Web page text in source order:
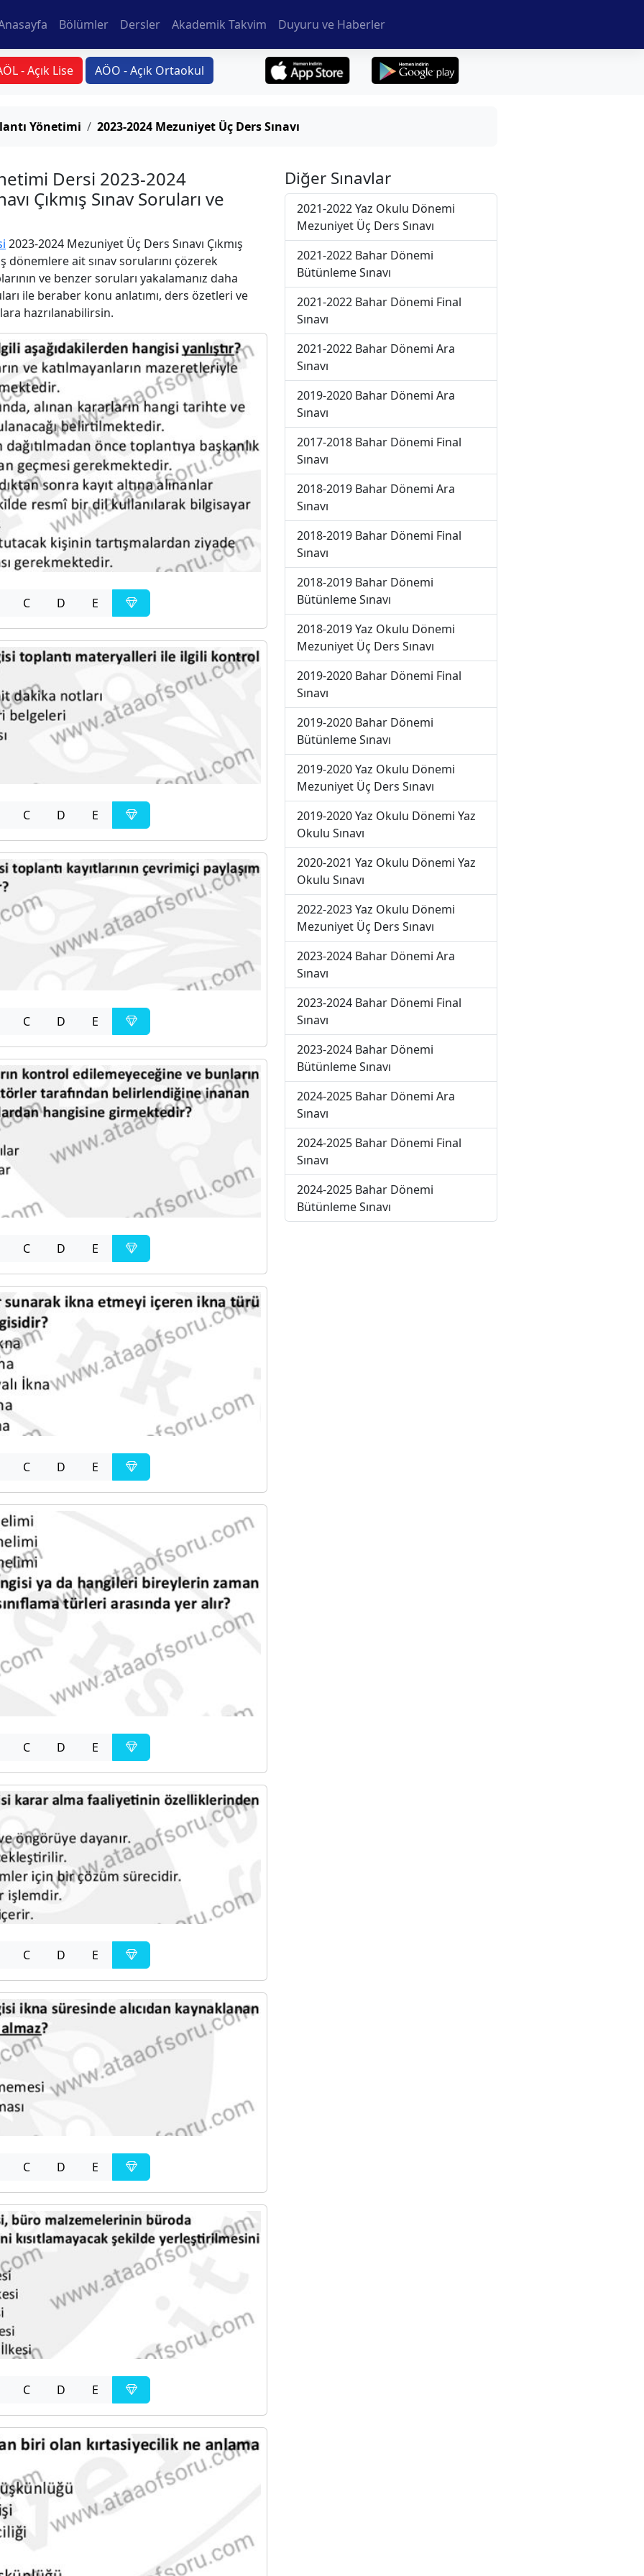
Bölümler Dersler Akademik Takvim Duyuru ve Haberler
- Açık Lise AÖO - Açık Ortaokul
Yönetimi 2023-2024 Mezuniyet Üç Ders Sınavı
Dersi 2023-2024
Çıkmış Sınav Soruları ve
2023-2024 Mezuniyet Üç Ders Sınavı Çıkmış
dönemlere ait sınav sorularını çözerek
ve benzer soruları yakalamanız daha
ile beraber konu anlatımı, ders özetleri ve
hazrılanabilirsin.
C D E
C D E
C D E
C D E
C D E
C D E
C D E
C D E
C D E
Diğer Sınavlar
2021-2022 Yaz Okulu Dönemi
Mezuniyet Üç Ders Sınavı
2021-2022 Bahar Dönemi
Bütünleme Sınavı
2021-2022 Bahar Dönemi Final
Sınavı
2021-2022 Bahar Dönemi Ara
Sınavı
2019-2020 Bahar Dönemi Ara
Sınavı
2017-2018 Bahar Dönemi Final
Sınavı
2018-2019 Bahar Dönemi Ara
Sınavı
2018-2019 Bahar Dönemi Final
Sınavı
2018-2019 Bahar Dönemi
Bütünleme Sınavı
2018-2019 Yaz Okulu Dönemi
Mezuniyet Üç Ders Sınavı
2019-2020 Bahar Dönemi Final
Sınavı
2019-2020 Bahar Dönemi
Bütünleme Sınavı
2019-2020 Yaz Okulu Dönemi
Mezuniyet Üç Ders Sınavı
2019-2020 Yaz Okulu Dönemi Yaz
Okulu Sınavı
2020-2021 Yaz Okulu Dönemi Yaz
Okulu Sınavı
2022-2023 Yaz Okulu Dönemi
Mezuniyet Üç Ders Sınavı
2023-2024 Bahar Dönemi Ara
Sınavı
2023-2024 Bahar Dönemi Final
Sınavı
2023-2024 Bahar Dönemi
Bütünleme Sınavı
2024-2025 Bahar Dönemi Ara
Sınavı
2024-2025 Bahar Dönemi Final
Sınavı
2024-2025 Bahar Dönemi
Bütünleme Sınavı